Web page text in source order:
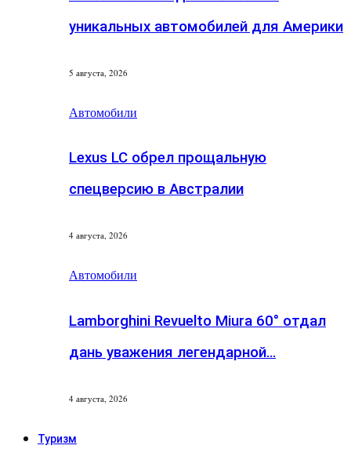
уникальных автомобилей для Америки
5 августа, 2026
Автомобили
Lexus LC обрел прощальную
спецверсию в Австралии
4 августа, 2026
Автомобили
Lamborghini Revuelto Miura 60° отдал
дань уважения легендарной…
4 августа, 2026
Туризм